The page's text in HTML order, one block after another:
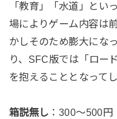
「教育」「水道」とい
場によりゲーム内容は
かしそのため膨大にな
り、SFC版では「ロー
を抱えることとなってし
箱説無し ：300～500円